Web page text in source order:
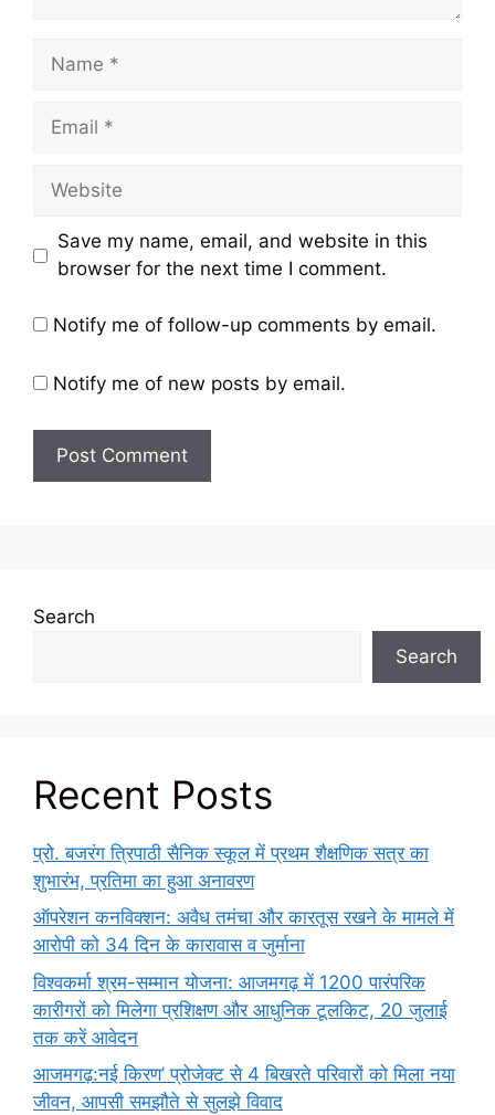
Name
Email
Website
Save my name, email, and website in this
browser for the next time I comment.
Notify me of follow-up comments by email.
Notify me of new posts by email.
Search
Search
Recent Posts
प्रो. बजरंग त्रिपाठी सैनिक स्कूल में प्रथम शैक्षणिक सत्र का
शुभारंभ, प्रतिमा का हुआ अनावरण
ऑपरेशन कनविक्शन: अवैध तमंचा और कारतूस रखने के मामले में
आरोपी को 34 दिन के कारावास व जुर्माना
विश्वकर्मा श्रम-सम्मान योजना: आजमगढ़ में 1200 पारंपरिक
कारीगरों को मिलेगा प्रशिक्षण और आधुनिक टूलकिट, 20 जुलाई
तक करें आवेदन
आजमगढ़:नई किरण’ प्रोजेक्ट से 4 बिखरते परिवारों को मिला नया
जीवन, आपसी समझौते से सुलझे विवाद